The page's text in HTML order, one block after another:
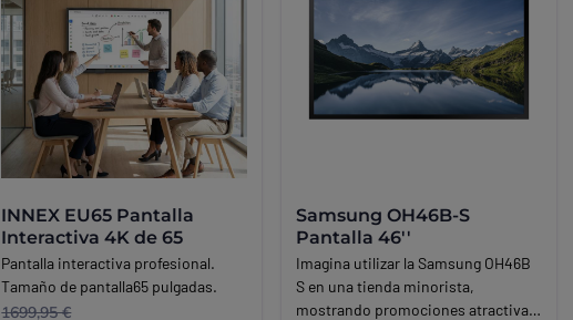
INNEX EU65 Pantalla
Interactiva 4K de 65
Pantalla interactiva profesional.
Tamaño de pantalla65 pulgadas.
1699,95 €
Samsung OH46B-S
Pantalla 46''
Imagina utilizar la Samsung OH46B
S en una tienda minorista,
mostrando promociones atractivas